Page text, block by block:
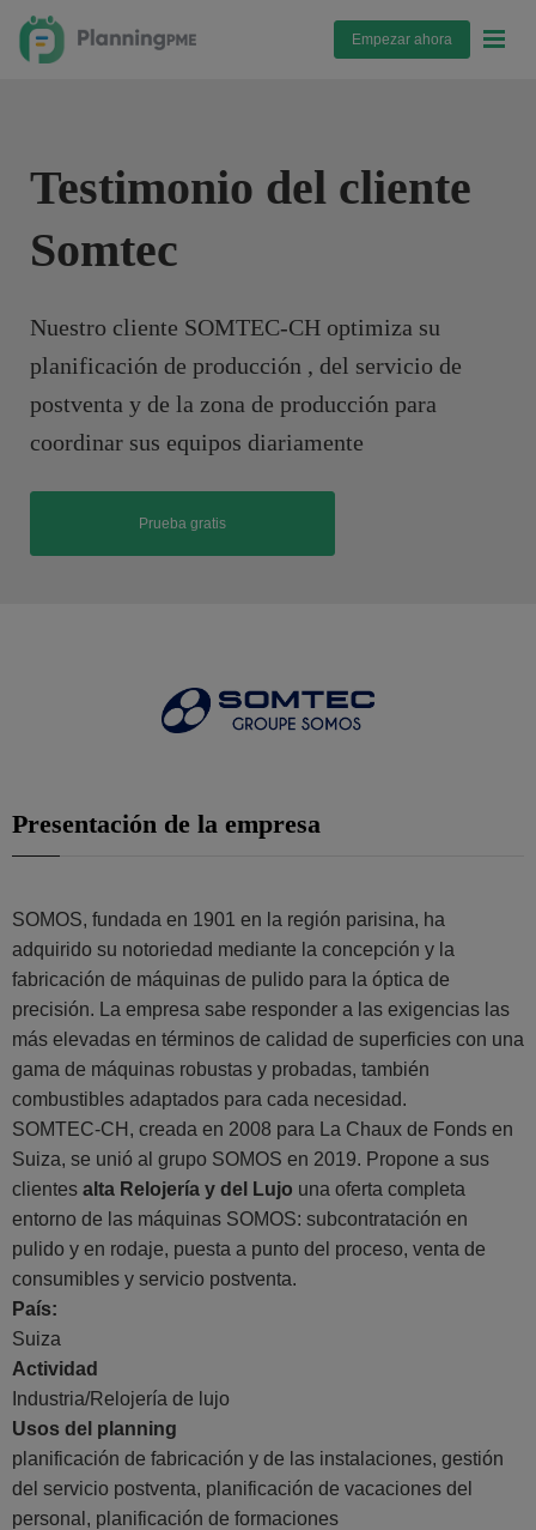
Empezar ahora
Testimonio del cliente
Somtec
Nuestro cliente SOMTEC-CH optimiza su
planificación de producción , del servicio de
postventa y de la zona de producción para
coordinar sus equipos diariamente
Prueba gratis
Presentación de la empresa
SOMOS, fundada en 1901 en la región parisina, ha
adquirido su notoriedad mediante la concepción y la
fabricación de máquinas de pulido para la óptica de
precisión. La empresa sabe responder a las exigencias las
más elevadas en términos de calidad de superficies con una
gama de máquinas robustas y probadas, también
combustibles adaptados para cada necesidad.
SOMTEC-CH, creada en 2008 para La Chaux de Fonds en
Suiza, se unió al grupo SOMOS en 2019. Propone a sus
clientes alta Relojería y del Lujo una oferta completa
entorno de las máquinas SOMOS: subcontratación en
pulido y en rodaje, puesta a punto del proceso, venta de
consumibles y servicio postventa.
País:
Suiza
Actividad
Industria/Relojería de lujo
Usos del planning
planificación de fabricación y de las instalaciones, gestión
del servicio postventa, planificación de vacaciones del
personal, planificación de formaciones